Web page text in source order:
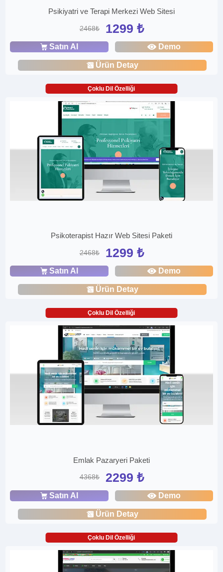
Psikiyatri ve Terapi Merkezi Web Sitesi
2468₺ 1299 ₺
Satın Al Demo
Ürün Detay
Çoklu Dil Özelliği
Psikoterapist Hazır Web Sitesi Paketi
2468₺ 1299 ₺
Satın Al Demo
Ürün Detay
Çoklu Dil Özelliği
Emlak Pazaryeri Paketi
4368₺ 2299 ₺
Satın Al Demo
Ürün Detay
Çoklu Dil Özelliği